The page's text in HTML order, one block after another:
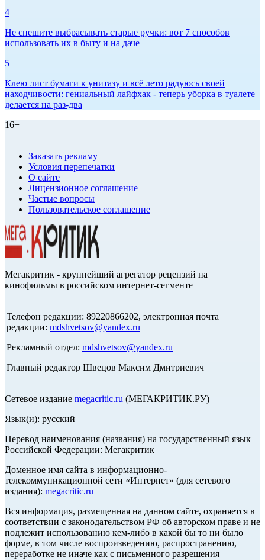
4
Не спешите выбрасывать старые ручки: вот 7 способов
использовать их в быту и на даче
5
Клею лист бумаги к унитазу и всё лето радуюсь своей
находчивости: гениальный лайфхак - теперь уборка в туалете
делается на раз-два
16+
Заказать рекламу
Условия перепечатки
О сайте
Лицензионное соглашение
Частые вопросы
Пользовательское соглашение
Мегакритик - крупнейший агрегатор рецензий на
кинофильмы в российском интернет-сегменте
Телефон редакции: 89220866202, электронная почта
редакции: mdshvetsov@yandex.ru
Рекламный отдел: mdshvetsov@yandex.ru
Главный редактор Швецов Максим Дмитриевич
Сетевое издание megacritic.ru (МЕГАКРИТИК.РУ)
Язык(и): русский
Перевод наименования (названия) на государственный язык
Российской Федерации: Мегакритик
Доменное имя сайта в информационно-
телекоммуникационной сети «Интернет» (для сетевого
издания): megacritic.ru
Вся информация, размещенная на данном сайте, охраняется в
соответствии с законодательством РФ об авторском праве и не
подлежит использованию кем-либо в какой бы то ни было
форме, в том числе воспроизведению, распространению,
переработке не иначе как с письменного разрешения